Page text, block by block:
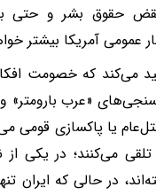
حقوق بشر و حتی
عمومی آمریکا بیشتر
می‌کند که خصومت
«عرب
یا پاکسازی قومی